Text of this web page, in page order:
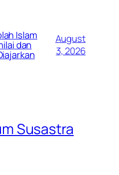
Islam
dan
August
3, 2026
Susastra